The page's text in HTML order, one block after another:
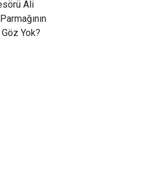
Ali
Yok?